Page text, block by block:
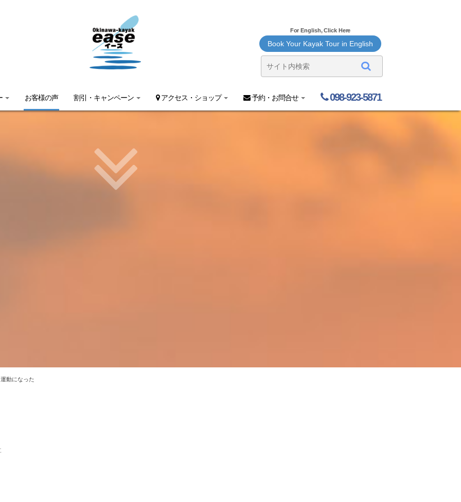
For English, Click Here
Book Your Kayak Tour in English
お客様の声 割引・キャンペーン アクセス・ショップ 予約・お問合せ 098-923-5871
運動になった